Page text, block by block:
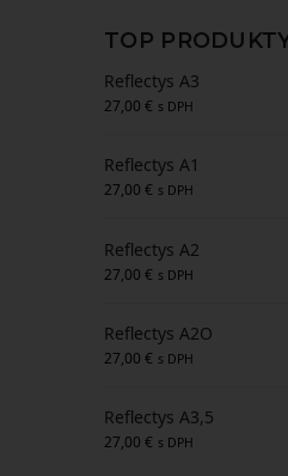
TOP
Reflectys A3
27,00 € s DPH
Reflectys A1
27,00 € s DPH
Reflectys A2
27,00 € s DPH
Reflectys A2O
27,00 € s DPH
Reflectys A3,5
27,00 € s DPH